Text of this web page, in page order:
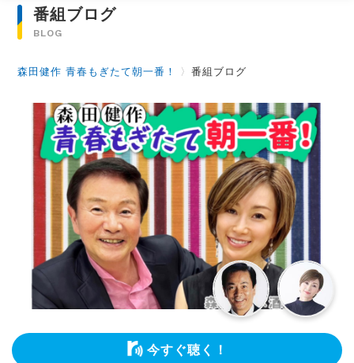
番組ブログ
BLOG
森田健作 青春もぎたて朝一番！ 〉番組ブログ
今すぐ聴く！